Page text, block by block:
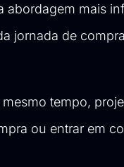
mais
jornada de
tempo,
ou entrar em